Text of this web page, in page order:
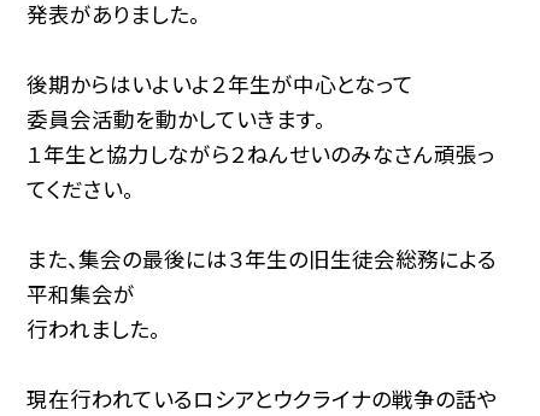
発表がありました。
後期からはいよいよ２年生が中心となって
委員会活動を動かしていきます。
１年生と協力しながら２ねんせいのみなさん頑張っ
てください。
また、集会の最後には３年生の旧生徒会総務による
平和集会が
行われました。
現在行われているロシアとウクライナの戦争の話や